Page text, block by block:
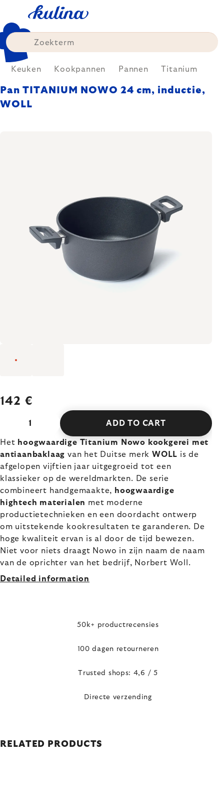
content
Keuken Kookpannen Pannen Titanium
Pan TITANIUM NOWO 24 cm, inductie,
WOLL
142 €
ADD TO CART
Het hoogwaardige Titanium Nowo kookgerei met
antiaanbaklaagvan het Duitse merkWOLL is de
afgelopen vijftien jaar uitgegroeid tot een
klassieker op de wereldmarkten. De serie
combineert handgemaakte, hoogwaardige
hightech materialen met moderne
productietechnieken en een doordacht ontwerp
om uitstekende kookresultaten te garanderen. De
hoge kwaliteit ervan is al door de tijd bewezen.
Niet voor niets draagt Nowo in zijn naam de naam
van de oprichter van het bedrijf, Norbert Woll.
Detailed information
50k+ productrecensies
100 dagen retourneren
Trusted shops: 4,6 / 5
Directe verzending
RELATED PRODUCTS